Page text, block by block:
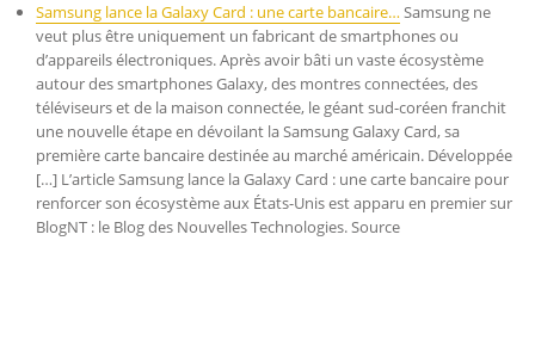
Samsung lance la Galaxy Card : une carte bancaire…Samsung ne
veut plus être uniquement un fabricant de smartphones ou
d’appareils électroniques. Après avoir bâti un vaste écosystème
autour des smartphones Galaxy, des montres connectées, des
téléviseurs et de la maison connectée, le géant sud-coréen franchit
une nouvelle étape en dévoilant la Samsung Galaxy Card, sa
première carte bancaire destinée au marché américain. Développée
[…] L’article Samsung lance la Galaxy Card : une carte bancaire pour
renforcer son écosystème aux États-Unis est apparu en premier sur
BlogNT : le Blog des Nouvelles Technologies. Source